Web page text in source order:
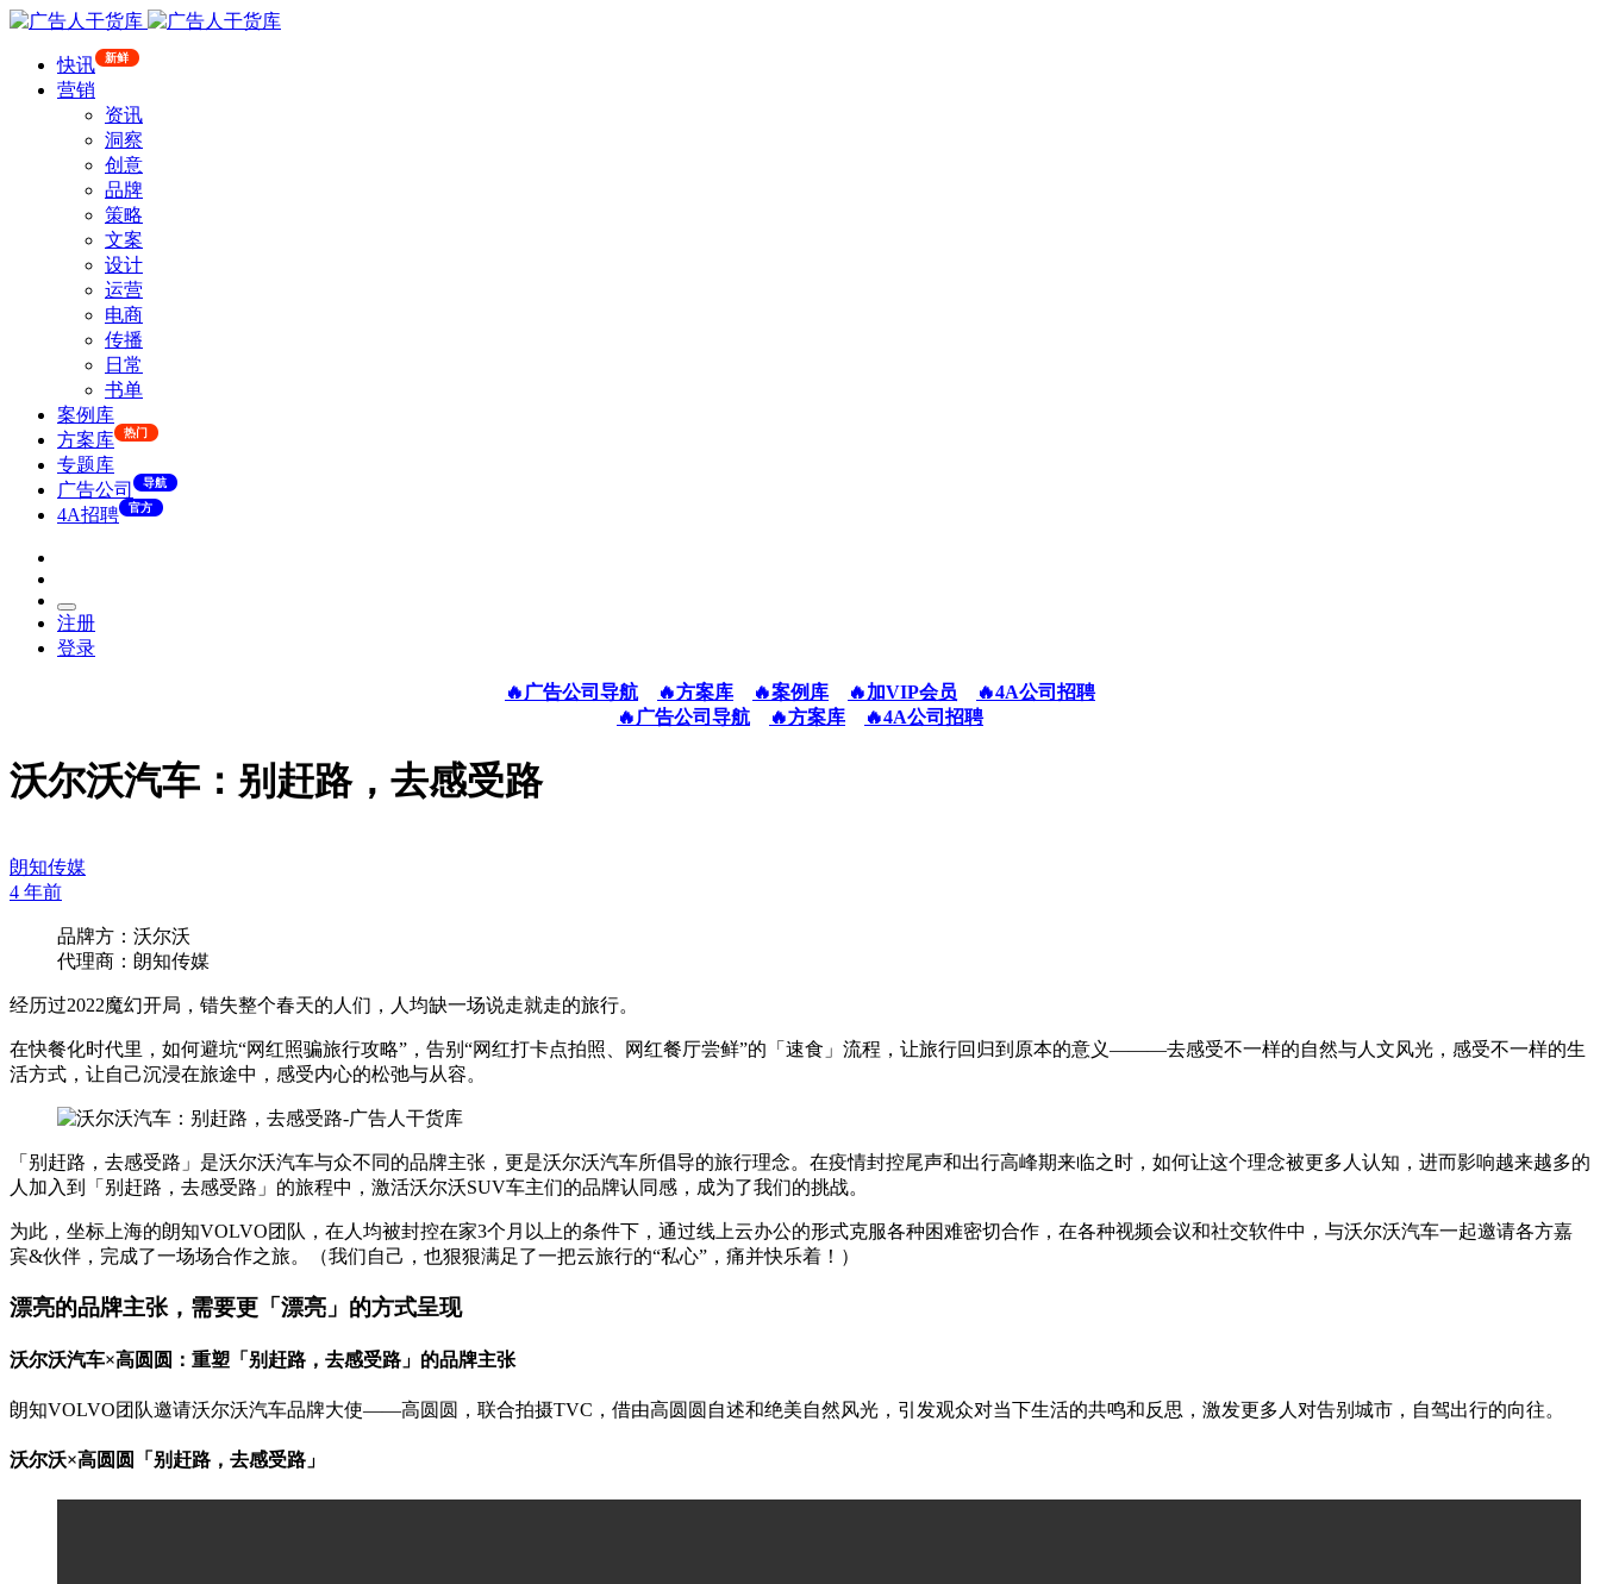
快讯 新鲜
营销
资讯
洞察
创意
品牌
策略
文案
设计
运营
电商
传播
日常
书单
案例库
方案库
热门
专题库
广告公司
导航
4A招聘 官方
注册
登录
🔥广告公司导航 🔥方案库 🔥案例库 🔥加VIP会员
🔥4A公司招聘
🔥广告公司导航
🔥方案库 🔥4A公司招聘
沃尔沃汽车：别赶路，去感受路
朗知传媒
4 年前
品牌方：沃尔沃
代理商：朗知传媒
经历过2022魔幻开局，错失整个春天的人们，人均缺一场说走就走的旅行。
在快餐化时代里，如何避坑“网红照骗旅行攻略”，告别“网红打卡点拍照、网红餐厅尝鲜”的「速食」流程，让旅行回归到原本的意义———去感受不一样的自然与人文风光，感受不一样的生
活方式，让自己沉浸在旅途中，感受内心的松弛与从容。
「别赶路，去感受路」是沃尔沃汽车与众不同的品牌主张，更是沃尔沃汽车所倡导的旅行理念。在疫情封控尾声和出行高峰期来临之时，如何让这个理念被更多人认知，进而影响越来越多的
人加入到「别赶路，去感受路」的旅程中，激活沃尔沃SUV车主们的品牌认同感，成为了我们的挑战。
为此，坐标上海的朗知VOLVO团队，在人均被封控在家3个月以上的条件下，通过线上云办公的形式克服各种困难密切合作，在各种视频会议和社交软件中，与沃尔沃汽车一起邀请各方嘉
宾&伙伴，完成了一场场合作之旅。（我们自己，也狠狠满足了一把云旅行的“私心”，痛并快乐着！）
漂亮的品牌主张，需要更「漂亮」的方式呈现
沃尔沃汽车×高圆圆：重塑「别赶路，去感受路」的品牌主张
朗知VOLVO团队邀请沃尔沃汽车品牌大使——高圆圆，联合拍摄TVC，借由高圆圆自述和绝美自然风光，引发观众对当下生活的共鸣和反思，激发更多人对告别城市，自驾出行的向往。
沃尔沃×高圆圆「别赶路，去感受路」